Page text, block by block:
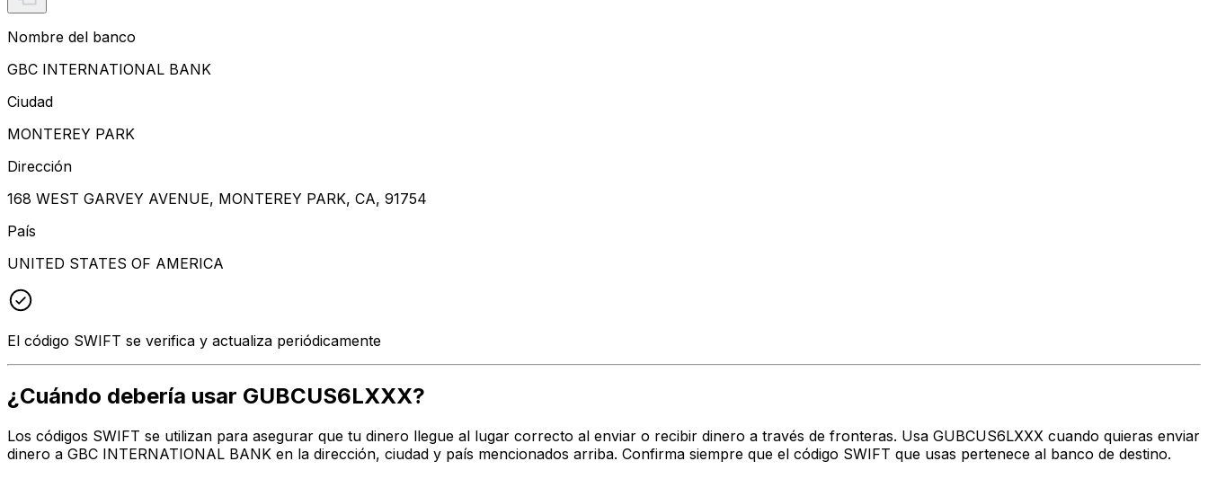
Nombre del banco
GBC INTERNATIONAL BANK
Ciudad
MONTEREY PARK
Dirección
168 WEST GARVEY AVENUE, MONTEREY PARK, CA, 91754
País
UNITED STATES OF AMERICA
El código SWIFT se verifica y actualiza periódicamente
¿Cuándo debería usar GUBCUS6LXXX?
Los códigos SWIFT se utilizan para asegurar que tu dinero llegue al lugar correcto al enviar o recibir dinero a través de fronteras. Usa GUBCUS6LXXX cuando quieras enviar
dinero a GBC INTERNATIONAL BANK en la dirección, ciudad y país mencionados arriba. Confirma siempre que el código SWIFT que usas pertenece al banco de destino.